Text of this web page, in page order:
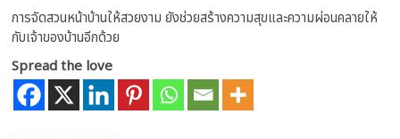
การจัดสวนหน้าบ้านให้สวยงาม ยังช่วยสร้างความสุขและความผ่อนคลายให้
กับเจ้าของบ้านอีกด้วย
Spread the love